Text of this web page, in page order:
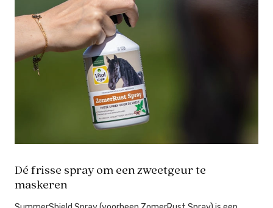
Dé frisse spray om een zweetgeur te
maskeren